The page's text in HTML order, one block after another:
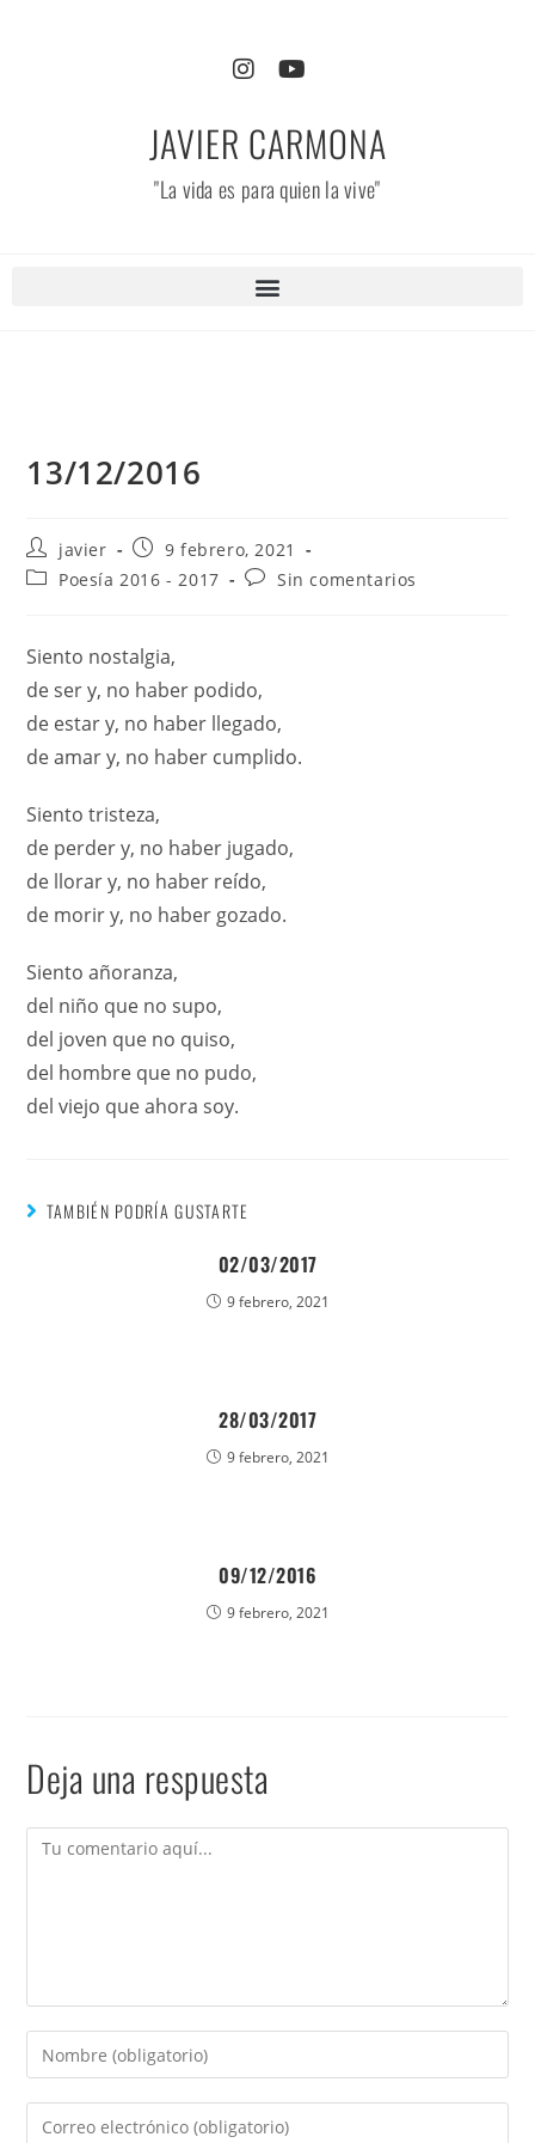
JAVIER CARMONA
"La vida es para quien la vive"
13/12/2016
javier
9 febrero, 2021
Poesía 2016 - 2017
Sin comentarios
Siento nostalgia,
de ser y, no haber podido,
de estar y, no haber llegado,
de amar y, no haber cumplido.
Siento tristeza,
de perder y, no haber jugado,
de llorar y, no haber reído,
de morir y, no haber gozado.
Siento añoranza,
del niño que no supo,
del joven que no quiso,
del hombre que no pudo,
del viejo que ahora soy.
TAMBIÉN PODRÍA GUSTARTE
02/03/2017
9 febrero, 2021
28/03/2017
9 febrero, 2021
09/12/2016
9 febrero, 2021
Deja una respuesta